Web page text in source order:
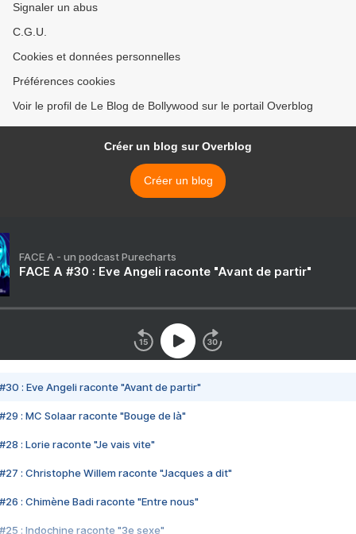
Signaler un abus
C.G.U.
Cookies et données personnelles
Préférences cookies
Voir le profil de Le Blog de Bollywood sur le portail Overblog
Créer un blog sur Overblog
Créer un blog
FACE A - un podcast Purecharts
FACE A #30 : Eve Angeli raconte "Avant de partir"
#30 : Eve Angeli raconte "Avant de partir"
#29 : MC Solaar raconte "Bouge de là"
#28 : Lorie raconte "Je vais vite"
#27 : Christophe Willem raconte "Jacques a dit"
#26 : Chimène Badi raconte "Entre nous"
#25 : Indochine raconte "3e sexe"